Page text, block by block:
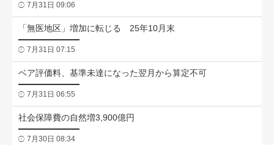
7月31日 09:06
「無医地区」増加に転じる 25年10月末
7月31日 07:15
ベア評価料、基準未達になった翌月から算定不可
7月31日 06:55
社会保障費の自然増3,900億円
7月30日 08:34